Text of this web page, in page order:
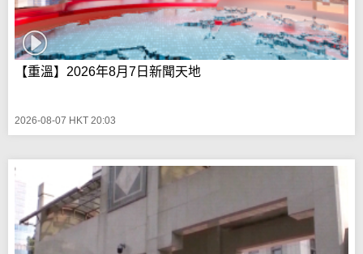
【重溫】2026年8月7日新聞天地
2026-08-07 HKT 20:03